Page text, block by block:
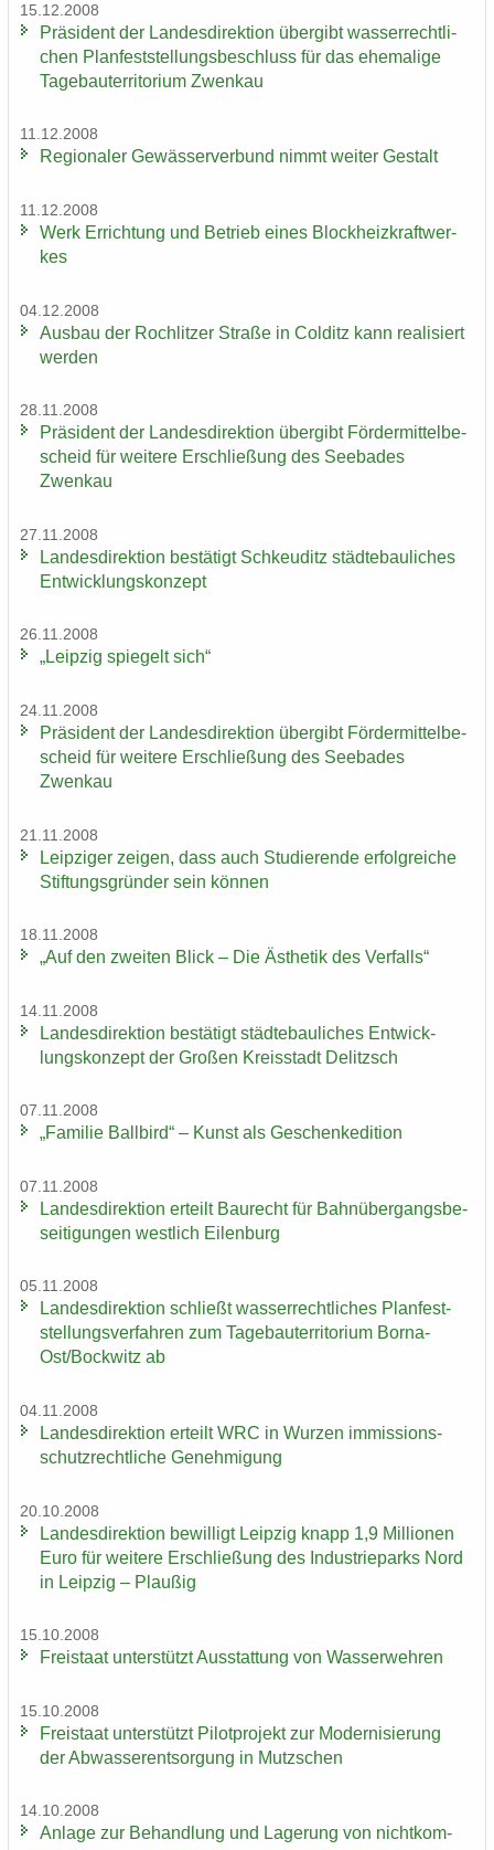
15.12.2008
Prä­si­dent der Lan­des­di­rek­ti­on über­gibt was­ser­recht­li­
chen Plan­fest­stel­lungs­be­schluss für das ehe­ma­li­ge
Ta­ge­bau­ter­ri­to­ri­um Zwenkau
11.12.2008
Re­gio­na­ler Ge­wäs­ser­ver­bund nimmt wei­ter Ge­stalt
11.12.2008
Werk Er­rich­tung und Be­trieb eines Block­heiz­kraft­wer­
kes
04.12.2008
Aus­bau der Roch­lit­zer Stra­ße in Col­ditz kann rea­li­siert
wer­den
28.11.2008
Prä­si­dent der Lan­des­di­rek­ti­on über­gibt För­der­mit­tel­be­
scheid für wei­te­re Er­schlie­ßung des See­ba­des
Zwenkau
27.11.2008
Lan­des­di­rek­ti­on be­stä­tigt Schkeu­ditz städ­te­bau­li­ches
Ent­wick­lungs­kon­zept
26.11.2008
„Leip­zig spie­gelt sich“
24.11.2008
Prä­si­dent der Lan­des­di­rek­ti­on über­gibt För­der­mit­tel­be­
scheid für wei­te­re Er­schlie­ßung des See­ba­des
Zwenkau
21.11.2008
Leip­zi­ger zei­gen, dass auch Stu­die­ren­de er­folg­rei­che
Stif­tungs­grün­der sein kön­nen
18.11.2008
„Auf den zwei­ten Blick – Die Äs­the­tik des Ver­falls“
14.11.2008
Lan­des­di­rek­ti­on be­stä­tigt städ­te­bau­li­ches Ent­wick­
lungs­kon­zept der Gro­ßen Kreis­stadt De­litzsch
07.11.2008
„Fa­mi­lie Ball­bird“ – Kunst als Ge­schen­ke­di­ti­on
07.11.2008
Lan­des­di­rek­ti­on er­teilt Bau­recht für Bahn­über­gangs­be­
sei­ti­gun­gen west­lich Ei­len­burg
05.11.2008
Lan­des­di­rek­ti­on schließt was­ser­recht­li­ches Plan­fest­
stel­lungs­ver­fah­ren zum Ta­ge­bau­ter­ri­to­ri­um Borna-​
Ost/Bock­witz ab
04.11.2008
Lan­des­di­rek­ti­on er­teilt WRC in Wur­zen im­mis­si­ons­
schutz­recht­li­che Ge­neh­mi­gung
20.10.2008
Lan­des­di­rek­ti­on be­wil­ligt Leip­zig knapp 1,9 Mil­lio­nen
Euro für wei­te­re Er­schlie­ßung des In­dus­trie­parks Nord
in Leip­zig – Plau­ßig
15.10.2008
Frei­staat un­ter­stützt Aus­stat­tung von Was­ser­weh­ren
15.10.2008
Frei­staat un­ter­stützt Pi­lot­pro­jekt zur Mo­der­ni­sie­rung
der Ab­was­ser­ent­sor­gung in Mutz­schen
14.10.2008
An­la­ge zur Be­hand­lung und La­ge­rung von nicht­kom­